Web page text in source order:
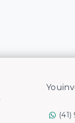
(41)